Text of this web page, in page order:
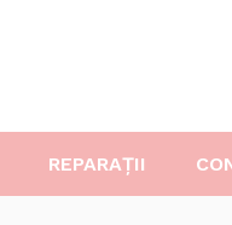
REPARAȚII